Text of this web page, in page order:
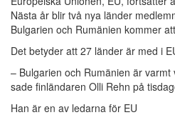
Nästa år blir två nya länder
Bulgarien och Rumänien kommer
Det betyder att 27 länder är med i
– Bulgarien och Rumänien är varmt
sade finländaren Olli Rehn på
Han är en av ledarna för EU